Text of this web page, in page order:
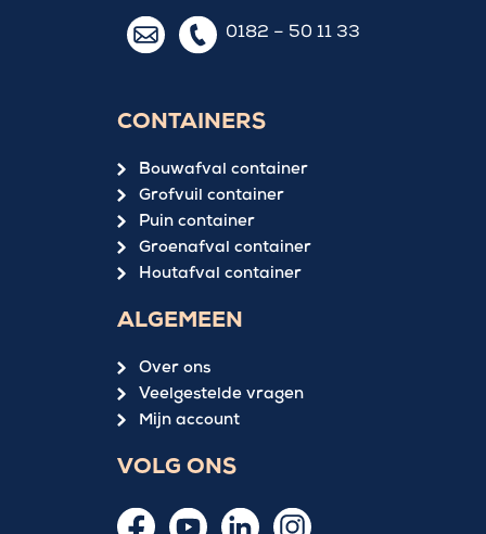
0182 – 50 11 33
CONTAINERS
Bouwafval container
Grofvuil container
Puin container
Groenafval container
Houtafval container
ALGEMEEN
Over ons
Veelgestelde vragen
Mijn account
VOLG ONS